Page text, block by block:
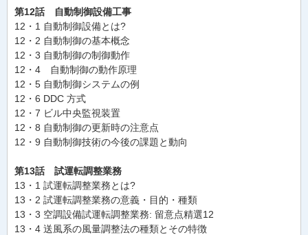
第12話 自動制御設備工事
12・1 自動制御設備とは?
12・2 自動制御の基本概念
12・3 自動制御の制御動作
12・4 自動制御の動作原理
12・5 自動制御システムの例
12・6 DDC 方式
12・7 ビル中央監視装置
12・8 自動制御の更新時の注意点
12・9 自動制御技術の今後の課題と動向
第13話 試運転調整業務
13・1 試運転調整業務とは?
13・2 試運転調整業務の意義・目的・種類
13・3 空調設備試運転調整業務: 留意点精選12
13・4 送風系の風量調整法の種類とその特徴